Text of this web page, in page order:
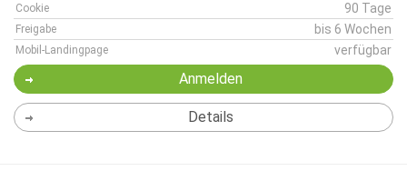
Cookie 90 Tage
Freigabe bis 6 Wochen
Mobil-Landingpage verfügbar
Anmelden
Details